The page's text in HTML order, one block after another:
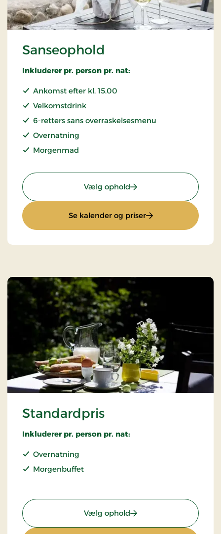
Sanseophold
Inkluderer pr. person pr. nat:
Ankomst efter kl. 15.00
Velkomstdrink
6-retters sans overraskelsesmenu
Overnatning
Morgenmad
Vælg ophold: Sanseophold
Se kalender og priser: Sanseophold
Standardpris
Inkluderer pr. person pr. nat:
Overnatning
Morgenbuffet
Vælg ophold: Standardpris